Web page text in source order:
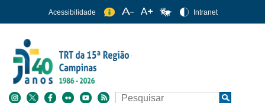
para
conteúdo
principal
Acessibilidade Intranet
Buscar Search